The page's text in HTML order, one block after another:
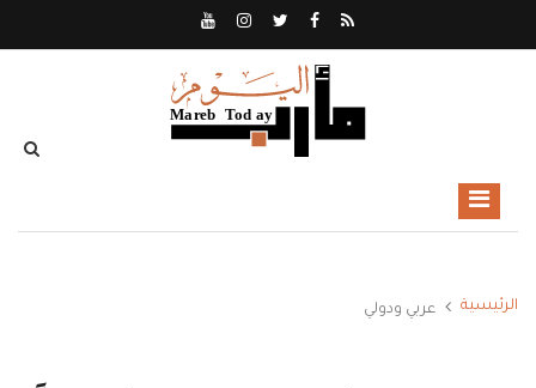
الرئيسية عربي ودولي